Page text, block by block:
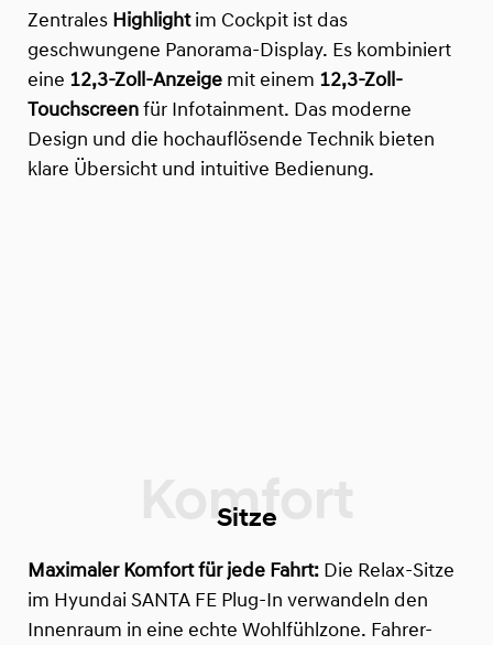
Zentrales Highlight im Cockpit ist das
geschwungene Panorama-Display. Es kombiniert
eine 12,3-Zoll-Anzeige mit einem 12,3-Zoll-
Touchscreen für Infotainment. Das moderne
Design und die hochauflösende Technik bieten
klare Übersicht und intuitive Bedienung.
Sitze
Maximaler Komfort für jede Fahrt: Die Relax-Sitze
im Hyundai SANTA FE Plug-In verwandeln den
Innenraum in eine echte Wohlfühlzone. Fahrer-